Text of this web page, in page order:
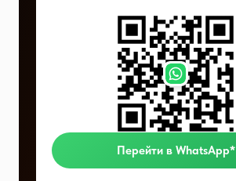
Перейти в WhatsApp*